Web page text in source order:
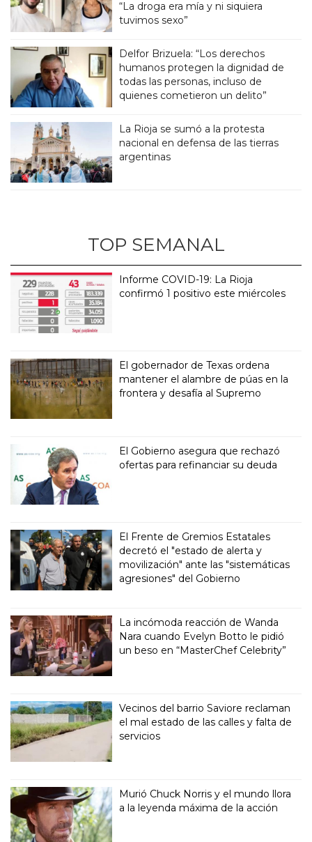
“La droga era mía y ni siquiera
tuvimos sexo”
Delfor Brizuela: “Los derechos
humanos protegen la dignidad de
todas las personas, incluso de
quienes cometieron un delito”
La Rioja se sumó a la protesta
nacional en defensa de las tierras
argentinas
TOP SEMANAL
Informe COVID-19: La Rioja
confirmó 1 positivo este miércoles
El gobernador de Texas ordena
mantener el alambre de púas en la
frontera y desafía al Supremo
El Gobierno asegura que rechazó
ofertas para refinanciar su deuda
El Frente de Gremios Estatales
decretó el "estado de alerta y
movilización" ante las "sistemáticas
agresiones" del Gobierno
La incómoda reacción de Wanda
Nara cuando Evelyn Botto le pidió
un beso en “MasterChef Celebrity”
Vecinos del barrio Saviore reclaman
el mal estado de las calles y falta de
servicios
Murió Chuck Norris y el mundo llora
a la leyenda máxima de la acción